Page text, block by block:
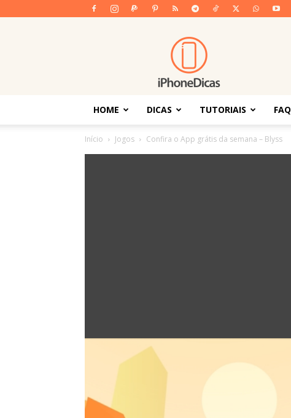
iPhoneDicas
HOME DICAS TUTORIAIS FAQ
Início Jogos Confira o App grátis da semana – Blyss